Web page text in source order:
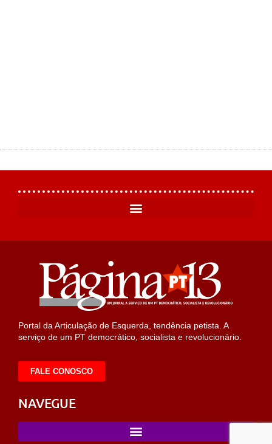
Portal da Articulação de Esquerda, tendência petista. A
serviço de um PT democrático, socialista e revolucionário.
FALE CONOSCO
NAVEGUE